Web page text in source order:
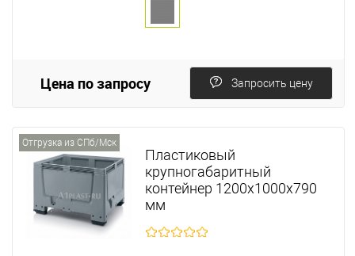
Цена по запросу Запросить цену
Отгрузка из СПб/Мск
Пластиковый
крупногабаритный
контейнер 1200х1000х790
мм